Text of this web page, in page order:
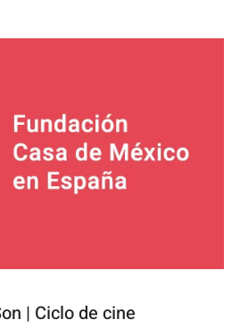
| Ciclo de cine